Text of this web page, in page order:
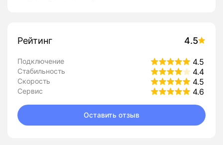
Рейтинг 4.5
Подключение 4.5
Стабильность 4.4
Скорость 4.5
Сервис 4.6
Оставить отзыв